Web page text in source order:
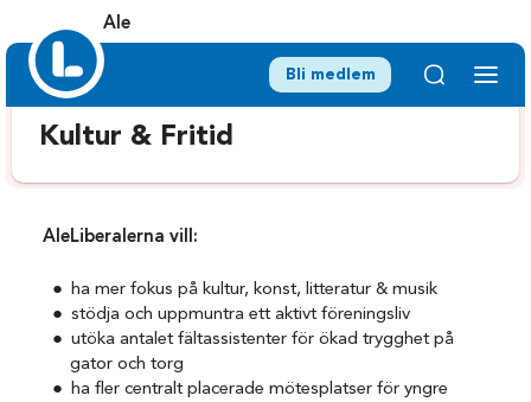
Ale
Bli medlem
Kultur & Fritid
AleLiberalerna vill:
ha mer fokus på kultur, konst, litteratur & musik
stödja och uppmuntra ett aktivt föreningsliv
utöka antalet fältassistenter för ökad trygghet på
gator och torg
ha fler centralt placerade mötesplatser för yngre